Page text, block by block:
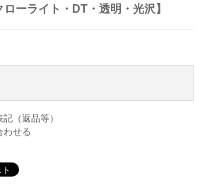
ローライト・DT・透明・光沢】
（返品等）
わせる